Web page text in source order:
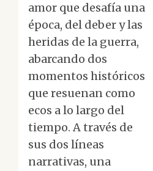
amor que desafía una
época, del deber y las
heridas de la guerra,
abarcando dos
momentos históricos
que resuenan como
ecos a lo largo del
tiempo. A través de
sus dos líneas
narrativas, una